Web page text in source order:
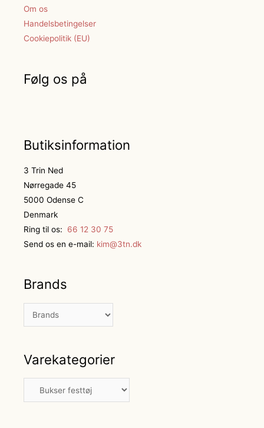
Om os
Handelsbetingelser
Cookiepolitik (EU)
Følg os på
Butiksinformation
3 Trin Ned
Nørregade 45
5000 Odense C
Denmark
Ring til os:
66 12 30 75
Send os en e-mail: kim@3tn.dk
Brands
Varekategorier